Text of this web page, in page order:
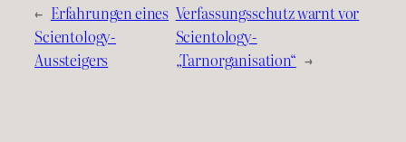
← Erfahrungen eines
Scientology-
Aussteigers
Verfassungsschutz warnt vor
Scientology-
„Tarnorganisation“ →